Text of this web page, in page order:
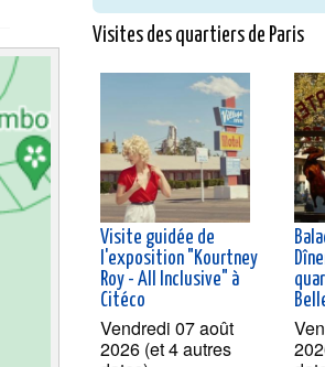
Visites des quartiers de Paris
Visite guidée de
l'exposition "Kourtney
Roy - All Inclusive" à
Citéco
Vendredi 07 août
2026 (et 4 autres